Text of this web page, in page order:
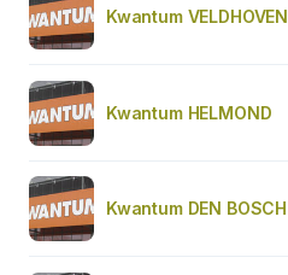
Kwantum VELDHOVEN
Kwantum HELMOND
Kwantum DEN BOSCH